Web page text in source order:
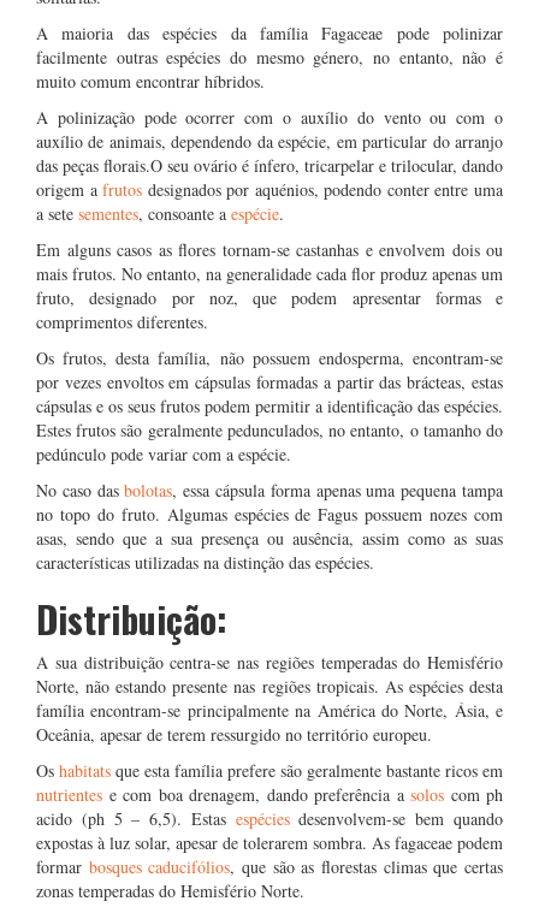
A maioria das espécies da família Fagaceae pode polinizar
facilmente outras espécies do mesmo género, no entanto, não é
muito comum encontrar híbridos.
A polinização pode ocorrer com o auxílio do vento ou com o
auxílio de animais, dependendo da espécie, em particular do arranjo
das peças florais.O seu ovário é ínfero, tricarpelar e trilocular, dando
origem afrutos designados por aquénios, podendo conter entre uma
a sete sementes, consoante a espécie.
Em alguns casos as flores tornam-se castanhas e envolvem dois ou
mais frutos. No entanto, na generalidade cada flor produz apenas um
fruto, designado por noz, que podem apresentar formas e
comprimentos diferentes.
Os frutos, desta família, não possuem endosperma, encontram-se
por vezes envoltos em cápsulas formadas a partir das brácteas, estas
cápsulas e os seus frutos podem permitir a identificação das espécies.
Estes frutos são geralmente pedunculados, no entanto, o tamanho do
pedúnculo pode variar com a espécie.
No caso dasbolotas, essa cápsula forma apenas uma pequena tampa
no topo do fruto. Algumas espécies de Fagus possuem nozes com
asas, sendo que a sua presença ou ausência, assim como as suas
características utilizadas na distinção das espécies.
Distribuição:
A sua distribuição centra-se nas regiões temperadas do Hemisfério
Norte, não estando presente nas regiões tropicais. As espécies desta
família encontram-se principalmente na América do Norte, Ásia, e
Oceânia, apesar de terem ressurgido no território europeu.
Os habitats que esta família prefere são geralmente bastante ricos em
nutrientes e com boa drenagem, dando preferência a solos com ph
acido (ph 5 – 6,5). Estas espéciesdesenvolvem-se bem quando
expostas à luz solar, apesar de tolerarem sombra. As fagaceae podem
formar bosques caducifólios, que são as florestas climas que certas
zonas temperadas do Hemisfério Norte.